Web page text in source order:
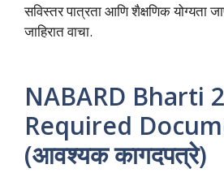
सविस्तर पात्रता आणि शैक्षणिक योग्यता
जाहिरात वाचा.
NABARD Bharti
Required
(आवश्यक कागदपत्रे)